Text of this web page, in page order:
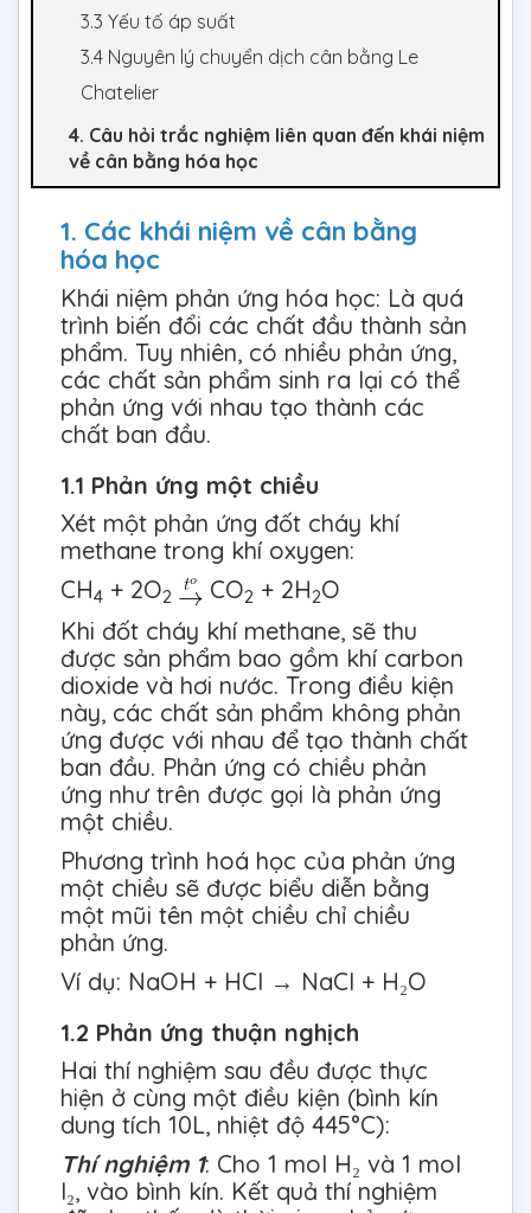
3.3 Yếu tố áp suất
3.4 Nguyên lý chuyển dịch cân bằng Le
Chatelier
4. Câu hỏi trắc nghiệm liên quan đến khái niệm
về cân bằng hóa học
1. Các khái niệm về cân bằng
hóa học
Khái niệm phản ứng hóa học: Là quá
trình biến đổi các chất đầu thành sản
phẩm. Tuy nhiên, có nhiều phản ứng,
các chất sản phẩm sinh ra lại có thể
phản ứng với nhau tạo thành các
chất ban đầu.
1.1 Phản ứng một chiều
Xét một phản ứng đốt cháy khí
methane trong khí oxygen:
CH4 + 2O2 CO2 + 2H2O
Khi đốt cháy khí methane, sẽ thu
được sản phẩm bao gồm khí carbon
dioxide và hơi nước. Trong điều kiện
này, các chất sản phẩm không phản
ứng được với nhau để tạo thành chất
ban đầu. Phản ứng có chiều phản
ứng như trên được gọi là phản ứng
một chiều.
Phương trình hoá học của phản ứng
một chiều sẽ được biểu diễn bằng
một mũi tên một chiều chỉ chiều
phản ứng.
Ví dụ: NaOH + HCI → NaCl + H₂O
1.2 Phản ứng thuận nghịch
Hai thí nghiệm sau đều được thực
hiện ở cùng một điều kiện (bình kín
dung tích 10L, nhiệt độ 445°C):
Thí nghiệm 1: Cho 1 mol H₂ và 1 mol
I₂, vào bình kín. Kết quả thí nghiệm